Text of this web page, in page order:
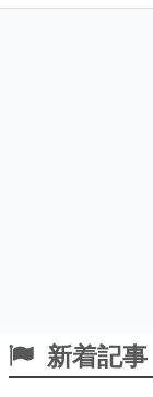
新着記事